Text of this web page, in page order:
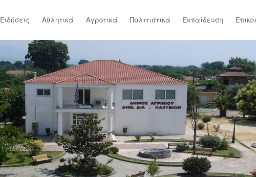
Ειδήσεις Αθλητικά Αγροτικά Πολιτιστικά Εκπαίδευση